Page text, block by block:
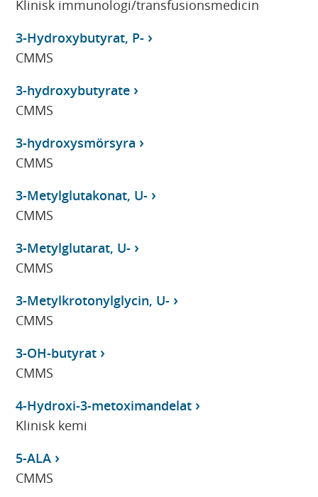
Klinisk immunologi/transfusionsmedicin
3-Hydroxybutyrat, P-
CMMS
3-hydroxybutyrate
CMMS
3-hydroxysmörsyra
CMMS
3-Metylglutakonat, U-
CMMS
3-Metylglutarat, U-
CMMS
3-Metylkrotonylglycin, U-
CMMS
3-OH-butyrat
CMMS
4-Hydroxi-3-metoximandelat
Klinisk kemi
5-ALA
CMMS